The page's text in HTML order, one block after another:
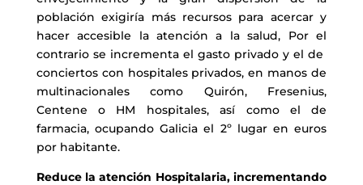
población exigiría más recursos para acercar y
hacer accesible la atención a la salud, Por el
contrario se incrementa el gasto privado y el de
conciertos con hospitales privados, en manos de
multinacionales como Quirón, Fresenius,
Centene o HM hospitales, así como el de
farmacia, ocupando Galicia el 2º lugar en euros
por habitante.
Reduce la atención Hospitalaria, incrementando